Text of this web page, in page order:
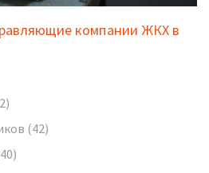
компании ЖКХ в
(42)